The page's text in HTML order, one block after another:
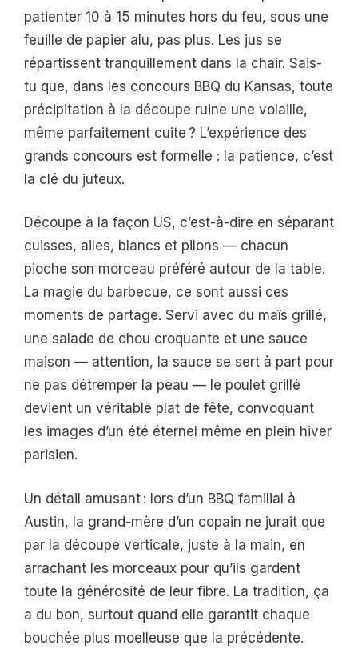
patienter 10 à 15 minutes hors du feu, sous une
feuille de papier alu, pas plus. Les jus se
répartissent tranquillement dans la chair. Sais-
tu que, dans les concours BBQ du Kansas, toute
précipitation à la découpe ruine une volaille,
même parfaitement cuite ? L’expérience des
grands concours est formelle : la patience, c’est
la clé du juteux.
Découpe à la façon US, c’est-à-dire en séparant
cuisses, ailes, blancs et pilons — chacun
pioche son morceau préféré autour de la table.
La magie du barbecue, ce sont aussi ces
moments de partage. Servi avec du maïs grillé,
une salade de chou croquante et une sauce
maison — attention, la sauce se sert à part pour
ne pas détremper la peau — le poulet grillé
devient un véritable plat de fête, convoquant
les images d’un été éternel même en plein hiver
parisien.
Un détail amusant : lors d’un BBQ familial à
Austin, la grand-mère d’un copain ne jurait que
par la découpe verticale, juste à la main, en
arrachant les morceaux pour qu’ils gardent
toute la générosité de leur fibre. La tradition, ça
a du bon, surtout quand elle garantit chaque
bouchée plus moelleuse que la précédente.